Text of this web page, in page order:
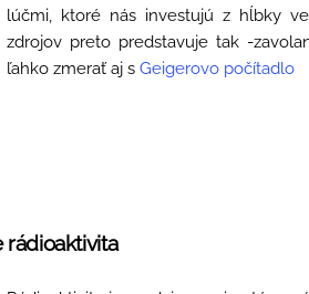
lúčmi, ktoré nás investujú z hĺbky
zdrojov preto predstavuje tak -
ľahko zmerať aj s Geigerovo počítadlo
rádioaktivita